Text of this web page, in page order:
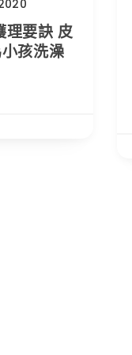
理要訣 皮
孩洗澡